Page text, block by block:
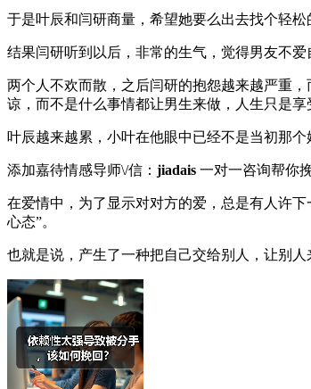
于是叶辰和闫研商量，希望她要么出去找个轻
结果闫研听到以后，非常的生气，觉得男友不
两个人不欢而散，之后闫研的抱怨越来越严重
谅，而不是什么事情都让男生来做，人生只是享
叶辰越来越累，小叶在他眼中已经不是当初那
添加嘉待情感导师\/信： jiadais 一对一咨询帮你
在爱情中，为了显示对对方的爱，总是有人许
心态”。
也就是说，产生了一种把自己交给别人，让别